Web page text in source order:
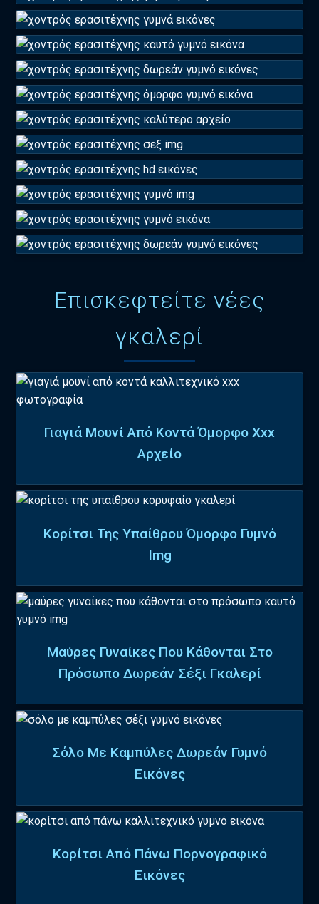
Επισκεφτείτε νέες
γκαλερί
Γιαγιά Μουνί Από Κοντά Όμορφο Xxx
Αρχείο
Κορίτσι Της Υπαίθρου Όμορφο Γυμνό
Img
Μαύρες Γυναίκες Που Κάθονται Στο
Πρόσωπο Δωρεάν Σέξι Γκαλερί
Σόλο Με Καμπύλες Δωρεάν Γυμνό
Εικόνες
Κορίτσι Από Πάνω Πορνογραφικό
Εικόνες